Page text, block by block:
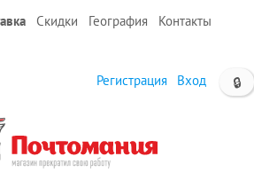
Скидки География
Контакты
🔒
Регистрация Вход